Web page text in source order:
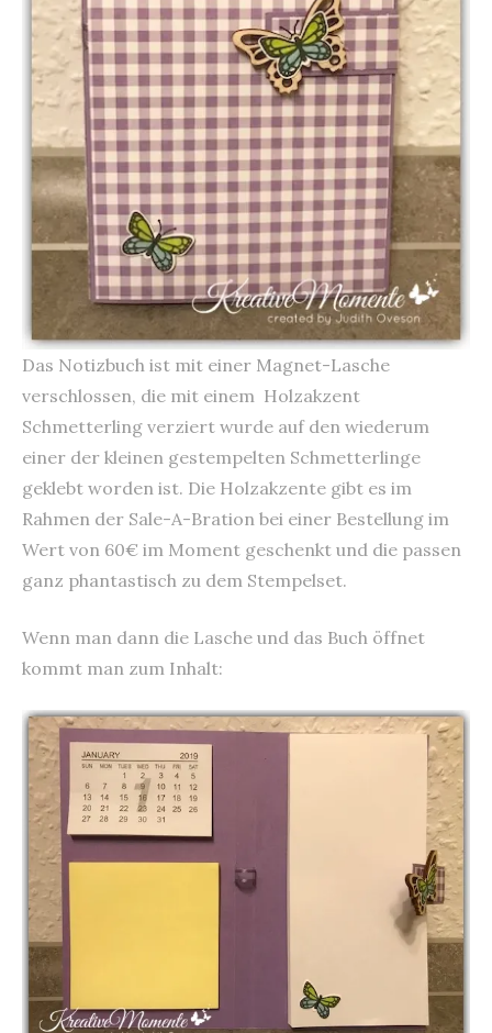
Das Notizbuch ist mit einer Magnet-Lasche
verschlossen, die mit einem Holzakzent
Schmetterling verziert wurde auf den wiederum
einer der kleinen gestempelten Schmetterlinge
geklebt worden ist. Die Holzakzente gibt es im
Rahmen der Sale-A-Bration bei einer Bestellung im
Wert von 60€ im Moment geschenkt und die passen
ganz phantastisch zu dem Stempelset.
Wenn man dann die Lasche und das Buch öffnet
kommt man zum Inhalt: